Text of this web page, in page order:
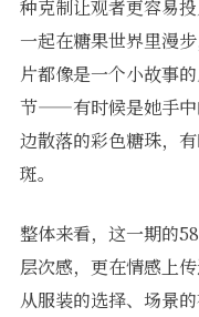
种克制让观者更容易
一起在糖果世界里漫
片都像是一个小故事
节——有时候是她手中
边散落的彩色糖珠，
斑。
整体来看，这一期的
层次感，更在情感上
从服装的选择、场景